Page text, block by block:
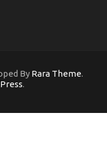
By Rara Theme.
.